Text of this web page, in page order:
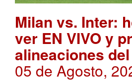
Milan vs. Inter:
ver EN VIVO y
alineaciones
05 de Agosto,